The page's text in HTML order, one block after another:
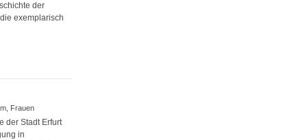
der
exemplarisch
Frauen
der Stadt Erfurt
in